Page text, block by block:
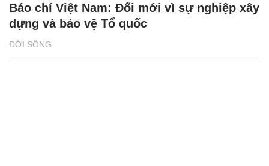
ĐỜI SỐNG
Báo chí Việt Nam: Đổi mới vì sự nghiệp xây
dựng và bảo vệ Tổ quốc